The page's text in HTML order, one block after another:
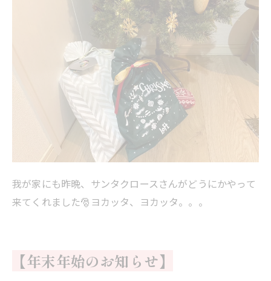
我が家にも昨晩、サンタクロースさんがどうにかやって
来てくれました🎅ヨカッタ、ヨカッタ。。。
【年末年始のお知らせ】